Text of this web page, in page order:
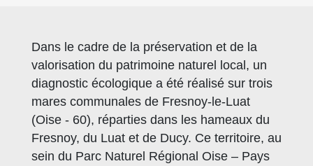
Dans le cadre de la préservation et de la
valorisation du patrimoine naturel local, un
diagnostic écologique a été réalisé sur trois
mares communales de Fresnoy-le-Luat
(Oise - 60), réparties dans les hameaux du
Fresnoy, du Luat et de Ducy. Ce territoire, au
sein du Parc Naturel Régional Oise – Pays